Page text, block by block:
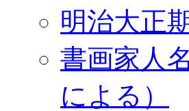
明治大正
書画家人
による）